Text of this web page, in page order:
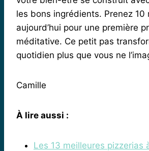
les bons ingrédients. Prenez 10
aujourd’hui pour une première
méditative. Ce petit pas
quotidien plus que vous ne
Camille
À lire aussi :
Les 13 meilleures pizzerias